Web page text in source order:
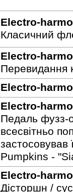
Гітарна /
Electro-
Класичний
Electro-
Перевидання
Electro-
Electro-
Педаль фузз-
всесвітньо
застосовував
Pumpkins -